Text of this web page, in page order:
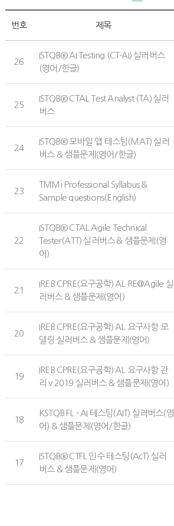
번호 제목
26
ISTQB® AI Testing (CT-AI) 실러버스
(영어/한글)
25
ISTQB® CTAL Test Analyst (TA) 실러
버스
24
ISTQB® 모바일 앱 테스팅(MAT) 실러
버스 & 샘플문제(영어/한글)
23
TMMi Professional Syllabus &
Sample questions(English)
22
ISTQB® CTAL Agile Technical
Tester(ATT) 실러버스 & 샘플문제(영
어)
21
IREB CPRE(요구공학) AL RE@Agile 실
러버스 & 샘플문제(영어)
20
IREB CPRE(요구공학) AL 요구사항 모
델링 실러버스 & 샘플문제(영어)
19
IREB CPRE(요구공학) AL 요구사항 관
리 v.2019 실러버스 & 샘플문제(영어)
18
KSTQB FL - AI 테스팅(AIT) 실러버스(영
어) & 샘플문제(영어/한글)
17
ISTQB® CTFL 인수 테스팅(AcT) 실러
버스 & 샘플문제(영어)